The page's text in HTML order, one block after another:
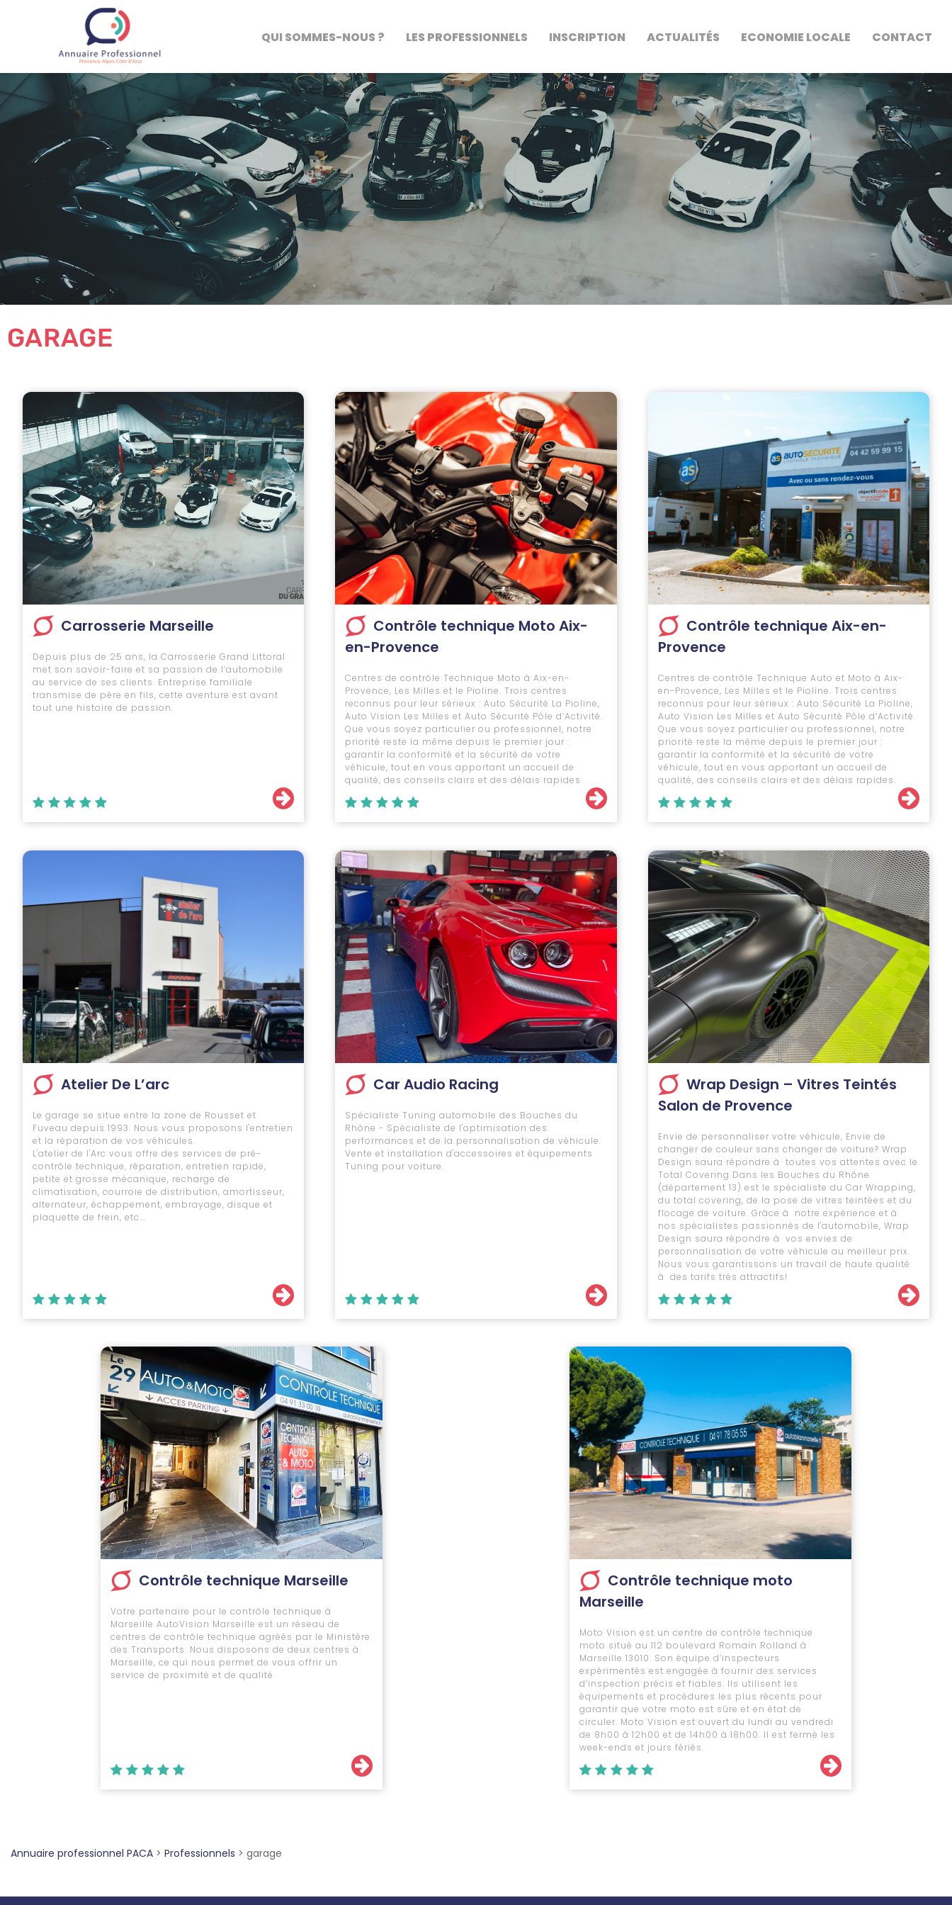
QUI SOMMES-NOUS ? LES PROFESSIONNELS INSCRIPTION ACTUALITÉS ECONOMIE LOCALE CONTACT
GARAGE
Carrosserie Marseille
Depuis plus de 25 ans, la Carrosserie Grand Littoral
met son savoir-faire et sa passion de l’automobile
au service de ses clients. Entreprise familiale
transmise de père en fils, cette aventure est avant
tout une histoire de passion.
Contrôle technique Moto Aix-
en-Provence
Centres de contrôle Technique Moto à Aix-en-
Provence, Les Milles et le Pioline. Trois centres
reconnus pour leur sérieux : Auto Sécurité La Pioline,
Auto Vision Les Milles et Auto Sécurité Pôle d’Activité.
Que vous soyez particulier ou professionnel, notre
priorité reste la même depuis le premier jour :
garantir la conformité et la sécurité de votre
véhicule, tout en vous apportant un accueil de
qualité, des conseils clairs et des délais rapides.
Contrôle technique Aix-en-
Provence
Centres de contrôle Technique Auto et Moto à Aix-
en-Provence, Les Milles et le Pioline. Trois centres
reconnus pour leur sérieux : Auto Sécurité La Pioline,
Auto Vision Les Milles et Auto Sécurité Pôle d’Activité.
Que vous soyez particulier ou professionnel, notre
priorité reste la même depuis le premier jour :
garantir la conformité et la sécurité de votre
véhicule, tout en vous apportant un accueil de
qualité, des conseils clairs et des délais rapides.
Atelier De L’arc
Le garage se situe entre la zone de Rousset et
Fuveau depuis 1993. Nous vous proposons l'entretien
et la réparation de vos véhicules.
L'atelier de l'Arc vous offre des services de pré-
contrôle technique, réparation, entretien rapide,
petite et grosse mécanique, recharge de
climatisation, courroie de distribution, amortisseur,
alternateur, échappement, embrayage, disque et
plaquette de frein, etc...
Car Audio Racing
Spécialiste Tuning automobile des Bouches du
Rhône - Spécialiste de l'optimisation des
performances et de la personnalisation de véhicule.
Vente et installation d'accessoires et équipements
Tuning pour voiture.
Wrap Design – Vitres Teintés
Salon de Provence
Envie de personnaliser votre véhicule, Envie de
changer de couleur sans changer de voiture? Wrap
Design saura répondre à toutes vos attentes avec le
Total Covering Dans les Bouches du Rhône
(département 13) est le spécialiste du Car Wrapping,
du total covering, de la pose de vitres teintées et du
flocage de voiture. Grâce à notre expérience et à
nos spécialistes passionnés de l'automobile, Wrap
Design saura répondre à vos envies de
personnalisation de votre véhicule au meilleur prix.
Nous vous garantissons un travail de haute qualité
à des tarifs très attractifs!
Contrôle technique Marseille
Votre partenaire pour le contrôle technique à
Marseille AutoVision Marseille est un réseau de
centres de contrôle technique agréés par le Ministère
des Transports. Nous disposons de deux centres à
Marseille, ce qui nous permet de vous offrir un
service de proximité et de qualité.
Contrôle technique moto
Marseille
Moto Vision est un centre de contrôle technique
moto situé au 112 boulevard Romain Rolland à
Marseille 13010. Son équipe d’inspecteurs
expérimentés est engagée à fournir des services
d’inspection précis et fiables. Ils utilisent les
équipements et procédures les plus récents pour
garantir que votre moto est sûre et en état de
circuler. Moto Vision est ouvert du lundi au vendredi
de 8h00 à 12h00 et de 14h00 à 18h00. Il est fermé les
week-ends et jours fériés.
Annuaire professionnel PACA > Professionnels > garage